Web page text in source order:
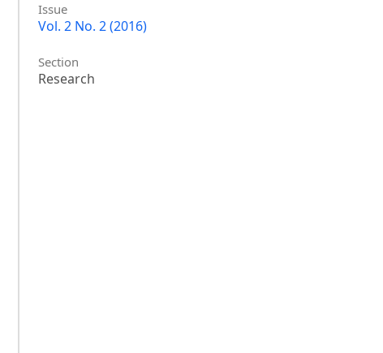
Issue
Vol. 2 No. 2 (2016)
Section
Research